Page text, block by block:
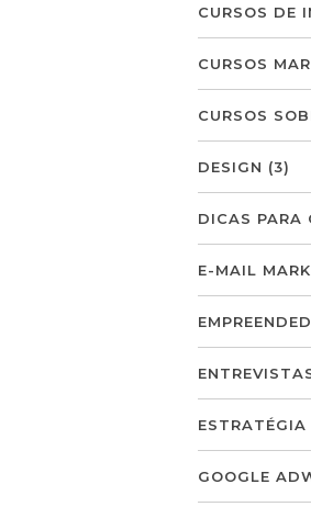
CURSOS DE
CURSOS
CURSOS
DESIGN (3)
DICAS PARA
E-MAIL
GOOGLE